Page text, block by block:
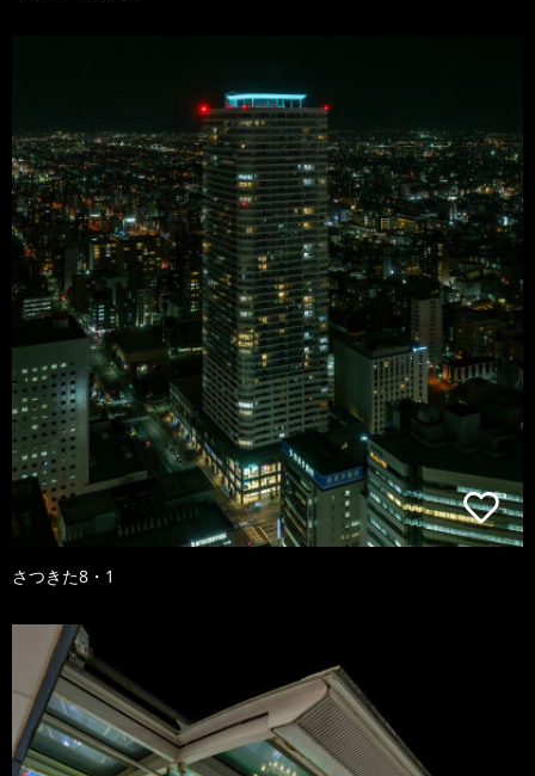
さつきた8・1